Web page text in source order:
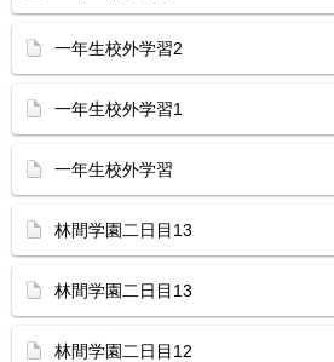
一年生校外学習2
一年生校外学習1
一年生校外学習
林間学園二日目13
林間学園二日目13
林間学園二日目12